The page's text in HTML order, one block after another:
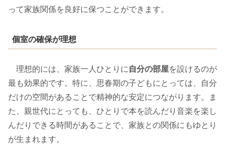
って家族関係を良好に保つことができます。
個室の確保が理想
理想的には、家族一人ひとりに 自分の部屋を設けるのが
最も効果的です。特に、思春期の子どもにとっては、自分
だけの空間があることで精神的な安定につながります。ま
た、親世代にとっても、ひとりで本を読んだり音楽を楽し
んだりできる時間があることで、家族との関係にもゆとり
が生まれます。